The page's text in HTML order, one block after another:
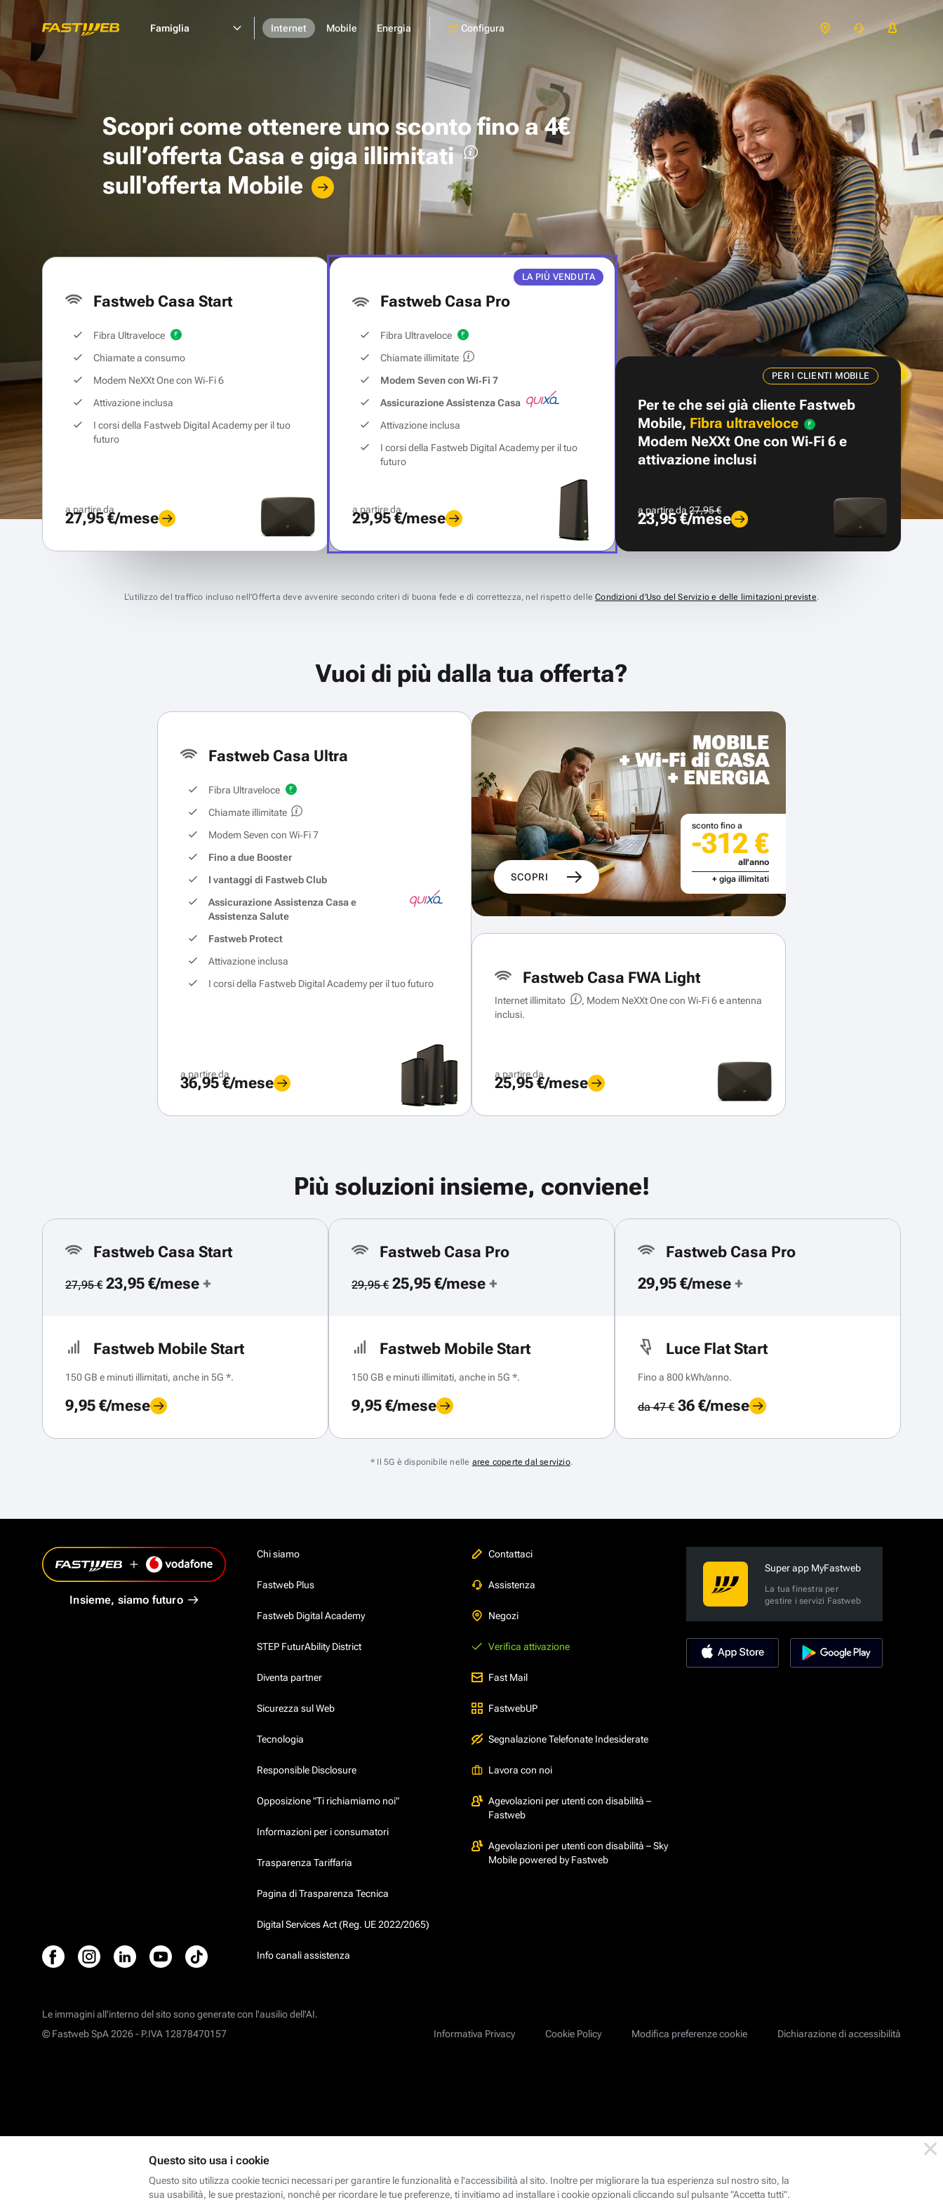
Famiglia Internet Mobile Energia Configura
Scopri come ottenere unosconto fino a 4€
sull’offerta Casa e giga illimitati
sull'offerta Mobile
Fastweb Casa Start
Fibra Ultraveloce
Chiamate a consumo
Modem NeXXt One con Wi‑Fi 6
Attivazione inclusa
I corsi della Fastweb Digital Academy per il tuo
futuro
a partire da
27,95 €/mese
LA PIÙ VENDUTA
Fastweb Casa Pro
Fibra Ultraveloce
Chiamate illimitate
Modem Seven con Wi‑Fi 7
Assicurazione Assistenza Casa
Attivazione inclusa
I corsi della Fastweb Digital Academy per il tuo
futuro
a partire da
29,95 €/mese
PER I CLIENTI MOBILE
Per te che sei già cliente Fastweb
Mobile, Fibra ultraveloce
Modem NeXXt One con Wi‑Fi 6 e
attivazione inclusi
a partire da27,95 €
23,95 €/mese
L’utilizzo del traffico incluso nell’Offerta deve avvenire secondo criteri di buona fede e di correttezza, nel rispetto delleCondizioni d’Uso del Servizio e delle limitazioni previste.
Vuoi di più dalla tua offerta?
Fastweb Casa Ultra
Fibra Ultraveloce
Chiamate illimitate
Modem Seven con Wi‑Fi 7
Fino a due Booster
I vantaggi di Fastweb Club
Assicurazione Assistenza Casa e
Assistenza Salute
Fastweb Protect
Attivazione inclusa
I corsi della Fastweb Digital Academy per il tuo futuro
a partire da
36,95 €/mese
MOBILE
+ Wi-Fi di CASA
+ ENERGIA
SCOPRI
sconto fino a
-312 €
all'anno
+ giga illimitati
Fastweb Casa FWA Light
Internet illimitato
, Modem NeXXt One con Wi‑Fi 6 e antenna
inclusi.
a partire da
25,95 €/mese
Più soluzioni insieme, conviene!
Fastweb Casa Start
27,95 €23,95 €/mese +
Fastweb Mobile Start
150 GB e minuti illimitati, anche in 5G *.
9,95 €/mese
Fastweb Casa Pro
29,95 €25,95 €/mese +
Fastweb Mobile Start
150 GB e minuti illimitati, anche in 5G *.
9,95 €/mese
Fastweb Casa Pro
29,95 €/mese +
Luce Flat Start
Fino a 800 kWh/anno.
da 47 €36 €/mese
* Il 5G è disponibile nelle aree coperte dal servizio.
Insieme, siamo futuro
Chi siamo
Fastweb Plus
Fastweb Digital Academy
STEP FuturAbility District
Diventa partner
Sicurezza sul Web
Tecnologia
Responsible Disclosure
Opposizione "Ti richiamiamo noi"
Informazioni per i consumatori
Trasparenza Tariffaria
Pagina di Trasparenza Tecnica
Digital Services Act (Reg. UE 2022/2065)
Info canali assistenza
Contattaci
Assistenza
Negozi
Verifica attivazione
Fast Mail
FastwebUP
Segnalazione Telefonate Indesiderate
Lavora con noi
Agevolazioni per utenti con disabilità –
Fastweb
Agevolazioni per utenti con disabilità – Sky
Mobile powered by Fastweb
Super app MyFastweb
La tua finestra per
gestire i servizi Fastweb
Le immagini all’interno del sito sono generate con l'ausilio dell'AI.
Informativa Privacy
Cookie Policy Modifica preferenze cookie Dichiarazione di accessibilità
© Fastweb SpA 2026 - P.IVA 12878470157